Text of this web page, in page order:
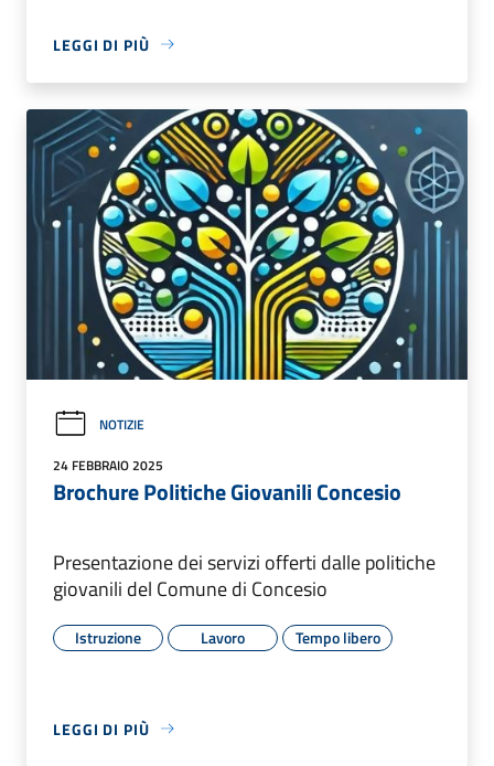
LEGGI DI PIÙ
NOTIZIE
24 FEBBRAIO 2025
Brochure Politiche Giovanili Concesio
Presentazione dei servizi offerti dalle politiche
giovanili del Comune di Concesio
Istruzione Lavoro Tempo libero
LEGGI DI PIÙ